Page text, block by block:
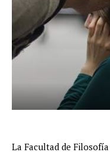
La Facultad de